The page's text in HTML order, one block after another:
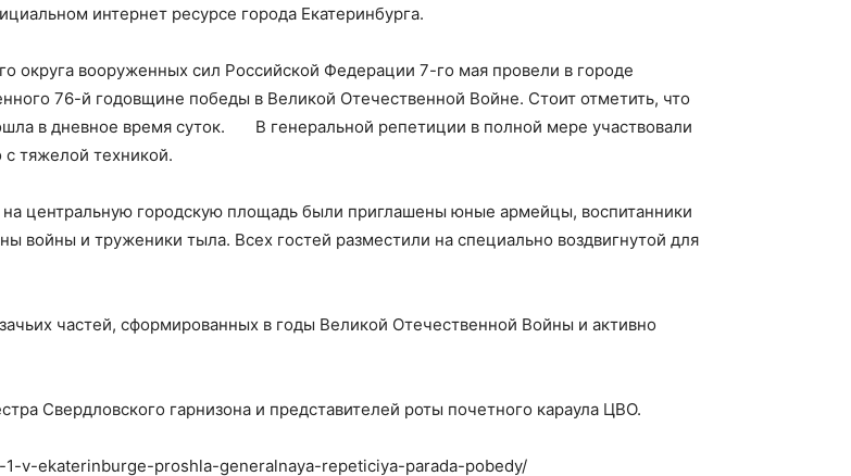
интернет ресурсе города Екатеринбурга.
округа вооруженных сил Российской Федерации 7-го мая провели в городе
76-й годовщине победы в Великой Отечественной Войне. Стоит отметить, что
в дневное время суток. В генеральной репетиции в полной мере участвовали
тяжелой техникой.
на центральную городскую площадь были приглашены юные армейцы, воспитанники
войны и труженики тыла. Всех гостей разместили на специально воздвигнутой для
частей, сформированных в годы Великой Отечественной Войны и активно
Свердловского гарнизона и представителей роты почетного караула ЦВО.
v-ekaterinburge-proshla-generalnaya-repeticiya-parada-pobedy/